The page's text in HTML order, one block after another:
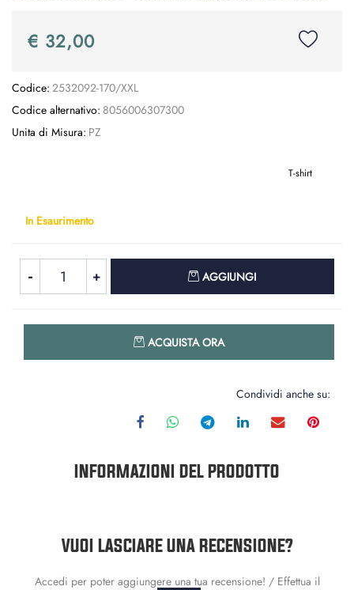
€ 32,00
Codice: 2532092-170/XXL
Codice alternativo: 8056006307300
Unita di Misura: PZ
T-shirt
In Esaurimento
AGGIUNGI
ACQUISTA ORA
Condividi anche su:
INFORMAZIONI DEL PRODOTTO
VUOI LASCIARE UNA RECENSIONE?
Accedi per poter aggiungere una tua recensione! / Effettua il